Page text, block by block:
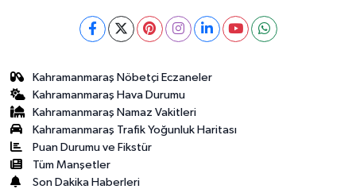
Kahramanmaraş Nöbetçi Eczaneler
Kahramanmaraş Hava Durumu
Kahramanmaraş Namaz Vakitleri
Kahramanmaraş Trafik Yoğunluk Haritası
Puan Durumu ve Fikstür
Tüm Manşetler
Son Dakika Haberleri